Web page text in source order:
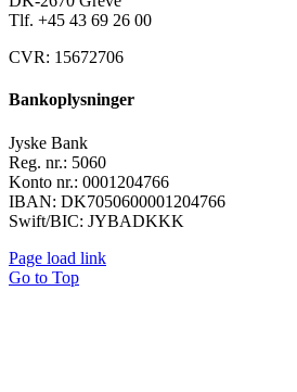
Tlf. +45 43 69 26 00
CVR: 15672706
Bankoplysninger
Jyske Bank
Reg. nr.: 5060
Konto nr.: 0001204766
IBAN: DK7050600001204766
Swift/BIC: JYBADKKK
Page load link
Go to Top